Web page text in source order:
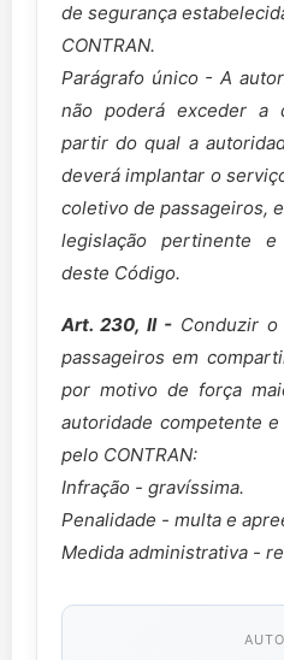
de segurança
CONTRAN.
Parágrafo único - A
não poderá exceder a
partir do qual a
deverá implantar o
coletivo de passageiros,
legislação pertinente
deste Código.
Art. 230, II - Conduzir
passageiros em
por motivo de força
autoridade competente
pelo CONTRAN:
Infração - gravíssima.
Penalidade - multa e
Medida administrativa -